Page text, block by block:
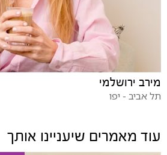
מירב ירושלמי
תל אביב - יפו
עוד מאמרים שיעניינו אותך